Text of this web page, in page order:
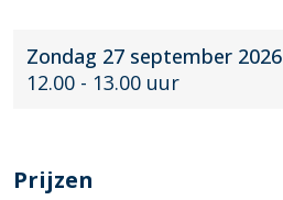
Zondag 27 september 2026
12.00 - 13.00 uur
Prijzen